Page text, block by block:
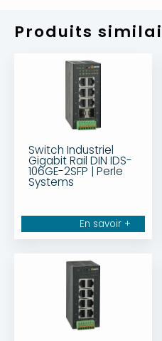
Produits
Switch Industriel
Gigabit Rail DIN IDS-
106GE-2SFP | Perle
Systems
En savoir +